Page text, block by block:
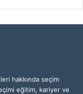
hakkında seçim
eğitim, kariyer ve